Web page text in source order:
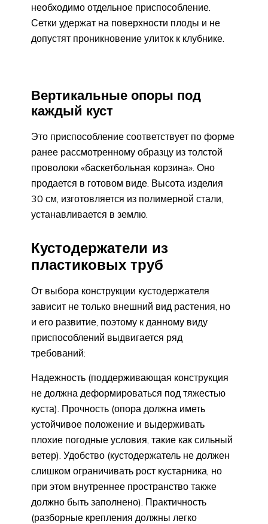
необходимо отдельное приспособление.
Сетки удержат на поверхности плоды и не
допустят проникновение улиток к клубнике.
Вертикальные опоры под
каждый куст
Это приспособление соответствует по форме
ранее рассмотренному образцу из толстой
проволоки «баскетбольная корзина». Оно
продается в готовом виде. Высота изделия
30 см, изготовляется из полимерной стали,
устанавливается в землю.
Кустодержатели из
пластиковых труб
От выбора конструкции кустодержателя
зависит не только внешний вид растения, но
и его развитие, поэтому к данному виду
приспособлений выдвигается ряд
требований:
Надежность (поддерживающая конструкция
не должна деформироваться под тяжестью
куста). Прочность (опора должна иметь
устойчивое положение и выдерживать
плохие погодные условия, такие как сильный
ветер). Удобство (кустодержатель не должен
слишком ограничивать рост кустарника, но
при этом внутреннее пространство также
должно быть заполнено). Практичность
(разборные крепления должны легко